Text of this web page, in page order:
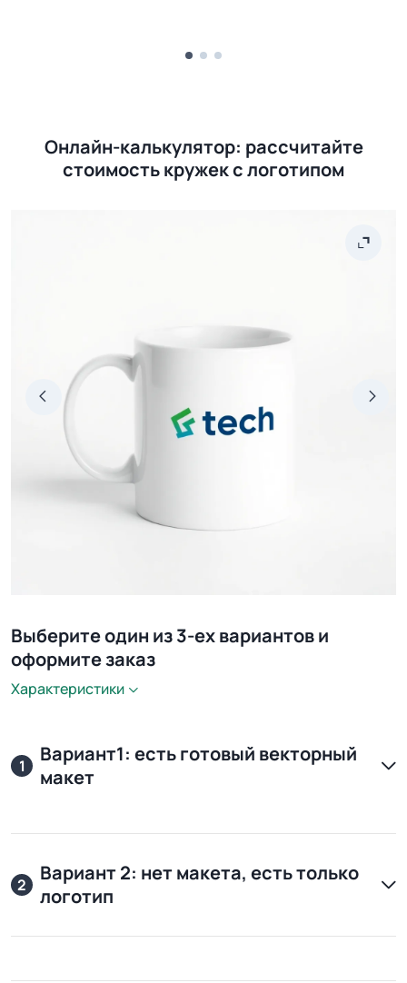
Онлайн-калькулятор: рассчитайте
стоимость кружек с логотипом
Выберите один из 3-ех вариантов и
оформите заказ
Характеристики
1
Вариант1: есть готовый векторный
макет
2
Вариант 2: нет макета, есть только
логотип